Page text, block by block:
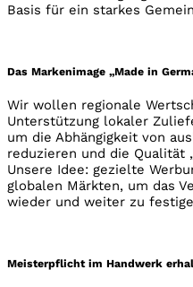
Basis für ein starkes
Das Markenimage „Made in
Wir wollen regionale
Unterstützung lokaler
um die Abhängigkeit von
reduzieren und die Qualität
Unsere Idee: gezielte
globalen Märkten, um das
wieder und weiter zu
Meisterpflicht im Handwerk